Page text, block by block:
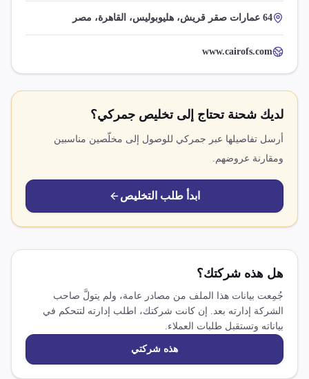
64 عمارات صقر قريش، هليوبوليس، القاهرة، مصر
www.cairofs.com
لديك شحنة تحتاج إلى تخليص جمركي؟
أرسل تفاصيلها عبر جمركي للوصول إلى مخلّصين مناسبين
ومقارنة عروضهم.
ابدأ طلب التخليص
هل هذه شركتك؟
جُمِعت بيانات هذا الملف من مصادر عامة، ولم يتولَّ صاحب
الشركة إدارته بعد. إن كانت شركتك، اطلب إدارته لتتحكم في
بياناته وتستقبل طلبات العملاء.
هذه شركتي